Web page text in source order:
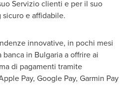
Servizio clienti e per il suo
e affidabile.
innovative, in pochi mesi
banca in Bulgariaa offrire ai
di pagamenti tramite
Pay, Google Pay, Garmin Pay